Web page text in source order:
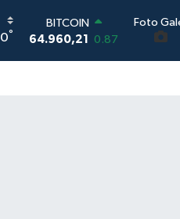
°
64.960,21 0.87
DOLAR
Foto